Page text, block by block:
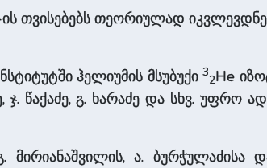
თვისებებს თეორიულად
ჰელიუმის მსუბუქი3
2He
ჯ. წაქაძე, გ. ხარაძე და სხვ. უფრო
მირიანაშვილის, ა. ბურჭულაძისა